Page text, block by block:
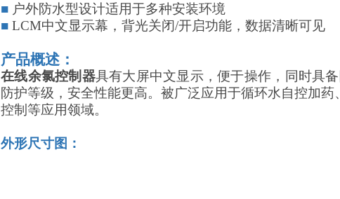
■ 户外防水型设计适用于多种安装环境
■ LCM中文显示幕，背光关闭/开启功能，数据清晰可见
产品概述：
在线余氯控制器具有大屏中文显示，便于操作，同时具
防护等级，安全性能更高。被广泛应用于循环水自控加
控制等应用领域。
外形尺寸图：